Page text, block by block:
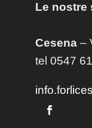
Le nostre
Cesena–
tel 0547